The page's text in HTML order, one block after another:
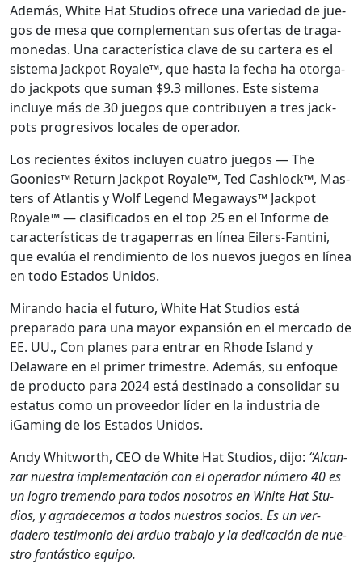
Además, White Hat Stu­dios ofrece una var­iedad de jue­
gos de mesa que com­ple­men­tan sus ofer­tas de trag­a­
monedas. Una car­ac­terís­ti­ca clave de su cartera es el
sis­tema Jack­pot Royale™, que has­ta la fecha ha otor­ga­
do jack­pots que suman $9.3 mil­lones. Este sis­tema
incluye más de 30 jue­gos que con­tribuyen a tres jack­
pots pro­gre­sivos locales de oper­ador.
Los recientes éxi­tos incluyen cua­tro jue­gos — The
Goonies™ Return Jack­pot Royale™, Ted Cashlock™, Mas­
ters of Atlantis y Wolf Leg­end Meg­aways™ Jack­pot
Royale™ — clasi­fi­ca­dos en el top 25 en el Informe de
car­ac­terís­ti­cas de tra­gaper­ras en línea Eil­ers-Fan­ti­ni,
que evalúa el rendimien­to de los nuevos jue­gos en línea
en todo Esta­dos Unidos.
Miran­do hacia el futuro, White Hat Stu­dios está
prepara­do para una may­or expan­sión en el mer­ca­do de
EE. UU., Con planes para entrar en Rhode Island y
Delaware en el primer trimestre. Además, su enfoque
de pro­duc­to para 2024 está des­ti­na­do a con­sol­i­dar su
esta­tus como un provee­dor líder en la indus­tria de
iGam­ing de los Esta­dos Unidos.
Andy Whit­worth, CEO de White Hat Stu­dios, dijo: “Alcan­
zar nues­tra imple­mentación con el oper­ador número 40 es
un logro tremen­do para todos nosotros en White Hat Stu­
dios, y agrade­ce­mos a todos nue­stros socios. Es un ver­
dadero tes­ti­mo­nio del arduo tra­ba­jo y la ded­i­cación de nue­
stro fan­tás­ti­co equipo.